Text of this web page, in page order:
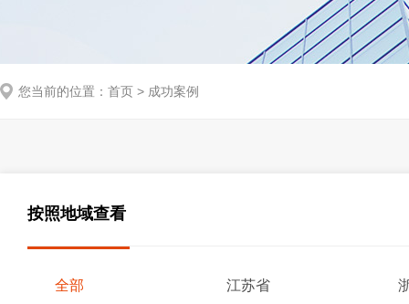
您当前的位置： 首页 > 成功案例
按照地域查看
全部 江苏省